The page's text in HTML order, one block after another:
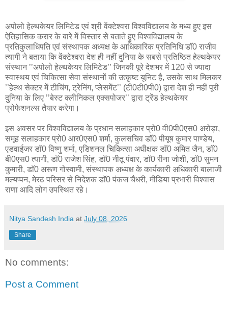
अपोलो हेल्थकेयर लिमिटेड एवं श्री वेंक्टेश्वरा विश्वविद्यालय के मध्य हुए इस
ऐतिहासिक करार के बारे में विस्तार से बताते हुए विश्वविद्यालय के
प्रतिकुलाधिपति एवं संस्थापक अध्यक्ष के आधिकारिक प्रतिनिधि डाॅ0 राजीव
त्यागी ने बताया कि वेंक्टेश्वरा देश ही नहीं दुनिया के सबसे प्रतिष्ठित हेल्थकेयर
संस्थान ’’अपोलो हेल्थकेयर लिमिटेड’’ जिनकी पूरे देशभर में 120 से ज्यादा
स्वास्थय एवं चिकित्सा सेवा संस्थानों की उत्कृष्ट यूनिट है, उसके साथ मिलकर
’’हेल्थ सेक्टर में टीचिंग, ट्रेनिंग, प्लेसमेंट’’ (टी0टी0पी0) द्वारा देश ही नहीं पूरी
दुनिया के लिए ’’बेस्ट क्लीनिकल एक्सपोजर’’ द्वारा ट्रेंड हेल्थकेयर
प्रोफेशनल्स तैयार करेगा।
इस अवसर पर विश्वविद्यालय के प्रधान सलाहकार प्रो0 वी0पी0एस0 अरोड़ा,
समूह सलाहकार प्रो0 आर0एस0 शर्मा, कुलसचिव डाॅ0 पीयूष कुमार पाण्डेय,
एडवाईजर डाॅ0 विष्णु शर्मा, एडिशनल चिकित्सा अधीक्षक डाॅ0 अमित जैन, डाॅ0
बी0एस0 त्यागी, डाॅ0 राजेश सिंह, डाॅ0 नीतू पंवार, डाॅ0 रीना जोशी, डाॅ0 सुमन
कुमारी, डाॅ0 अरूण गोस्वामी, संस्थापक अध्यक्ष के कार्यकारी अधिकारी बालाजी
मल्यप्पन, मेरठ परिसर से निदेशक डाॅ0 पंकज चैधरी, मीडिया प्रभारी विश्वास
राणा आदि लोग उपस्थित रहे।
Nitya Sandesh India at July 08, 2026
Share
No comments:
Post a Comment